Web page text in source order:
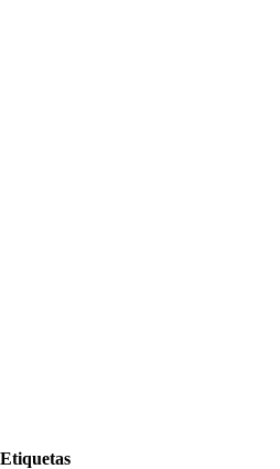
Etiquetas